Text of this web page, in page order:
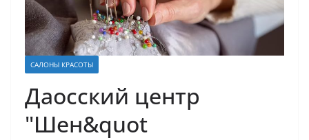
САЛОНЫ КРАСОТЫ
Даосский центр
"Шен&quot